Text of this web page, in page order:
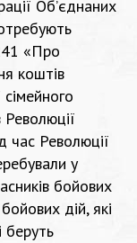
Об’єднаних
«Про
коштів
час Революції
у
бойових
дій, які
беруть